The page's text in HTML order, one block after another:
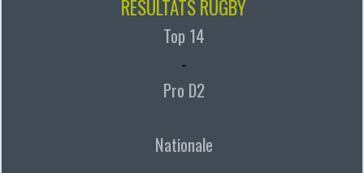
RÉSULTATS RUGBY
Top 14
-
Pro D2
Nationale